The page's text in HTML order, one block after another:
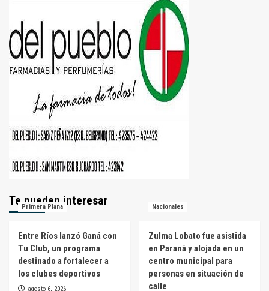
Te pueden interesar
Primera Plana
Entre Ríos lanzó Ganá con
Tu Club, un programa
destinado a fortalecer a
los clubes deportivos
agosto 6, 2026
Nacionales
Zulma Lobato fue asistida
en Paraná y alojada en un
centro municipal para
personas en situación de
calle